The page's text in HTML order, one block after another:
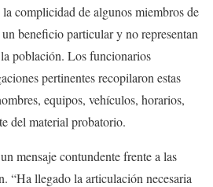
complicidad de algunos miembros de
beneficio particular y no representan
población. Los funcionarios
pertinentes recopilaron estas
equipos, vehículos, horarios,
del material probatorio.
mensaje contundente frente a las
“Ha llegado la articulación necesaria